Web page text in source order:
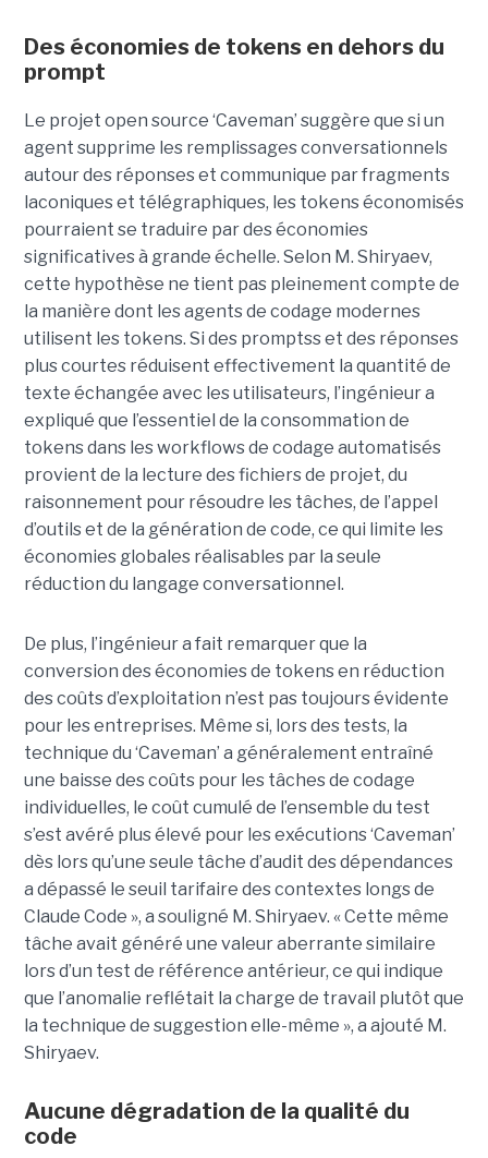
Des économies de tokens en dehors du
prompt
Le projet open source ‘Caveman’ suggère que si un
agent supprime les remplissages conversationnels
autour des réponses et communique par fragments
laconiques et télégraphiques, les tokens économisés
pourraient se traduire par des économies
significatives à grande échelle. Selon M. Shiryaev,
cette hypothèse ne tient pas pleinement compte de
la manière dont les agents de codage modernes
utilisent les tokens. Si des promptss et des réponses
plus courtes réduisent effectivement la quantité de
texte échangée avec les utilisateurs, l’ingénieur a
expliqué que l’essentiel de la consommation de
tokens dans les workflows de codage automatisés
provient de la lecture des fichiers de projet, du
raisonnement pour résoudre les tâches, de l’appel
d’outils et de la génération de code, ce qui limite les
économies globales réalisables par la seule
réduction du langage conversationnel.
De plus, l’ingénieur a fait remarquer que la
conversion des économies de tokens en réduction
des coûts d’exploitation n’est pas toujours évidente
pour les entreprises. Même si, lors des tests, la
technique du ‘Caveman’ a généralement entraîné
une baisse des coûts pour les tâches de codage
individuelles, le coût cumulé de l’ensemble du test
s’est avéré plus élevé pour les exécutions ‘Caveman’
dès lors qu’une seule tâche d’audit des dépendances
a dépassé le seuil tarifaire des contextes longs de
Claude Code », a souligné M. Shiryaev. « Cette même
tâche avait généré une valeur aberrante similaire
lors d’un test de référence antérieur, ce qui indique
que l’anomalie reflétait la charge de travail plutôt que
la technique de suggestion elle-même », a ajouté M.
Shiryaev.
Aucune dégradation de la qualité du
code